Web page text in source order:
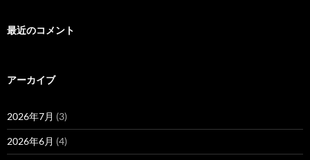
最近のコメント
アーカイブ
2026年7月 (3)
2026年6月 (4)